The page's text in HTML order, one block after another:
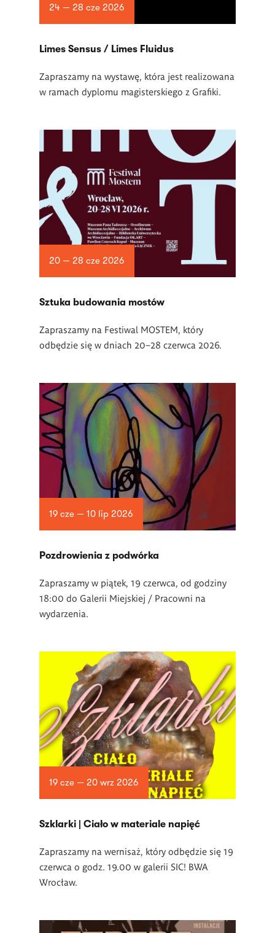
24 — 28 cze 2026
Limes Sensus / Limes Fluidus
Zapraszamy na wystawę, która jest realizowana
w ramach dyplomu magisterskiego z Grafiki.
20 — 28 cze 2026
Sztuka budowania mostów
Zapraszamy na Festiwal MOSTEM, który
odbędzie się w dniach 20–28 czerwca 2026.
19 cze — 10 lip 2026
Pozdrowienia z podwórka
Zapraszamy w piątek, 19 czerwca, od godziny
18:00 do Galerii Miejskiej / Pracowni na
wydarzenia.
19 cze — 20 wrz 2026
­Szklarki | Ciało w materiale napięć
Zapraszamy na wernisaż, który odbędzie się 19
czerwca o godz. 19.00 w galerii SIC! BWA
Wrocław.